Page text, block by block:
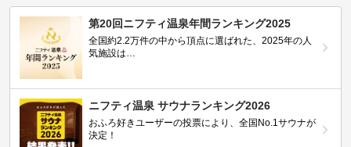
第20回ニフティ温泉年間ランキング2025
全国約2.2万件の中から頂点に選ばれた、2025年の人
気施設は…
ニフティ温泉 サウナランキング2026
おふろ好きユーザーの投票により、全国No.1サウナが
決定！